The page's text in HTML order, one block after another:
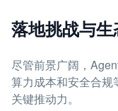
落地挑战与
尽管前景广阔，
算力成本和安全合规
关键推动力。